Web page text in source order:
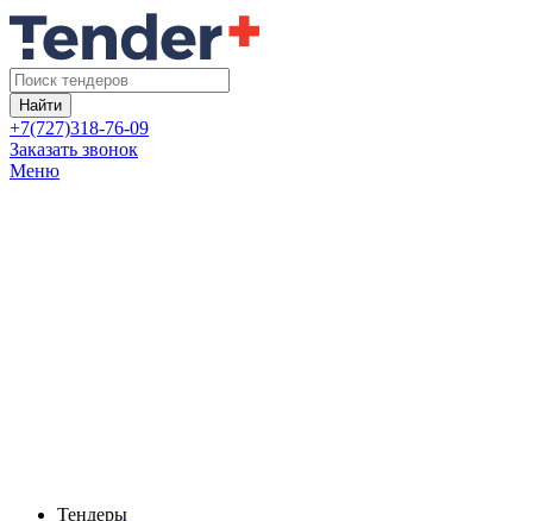
Найти
+7(727)318-76-09
Заказать звонок
Меню
Тендеры